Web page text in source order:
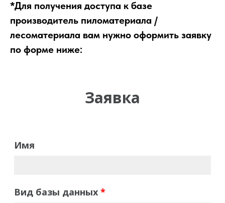
*Для получения доступа к базе
производитель пиломатериала /
лесоматериала вам нужно оформить заявку
по форме ниже: